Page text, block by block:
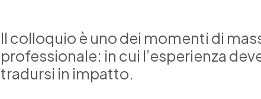
Il colloquio è uno dei momenti di
professionale: in cui l’esperienza
tradursi in impatto.